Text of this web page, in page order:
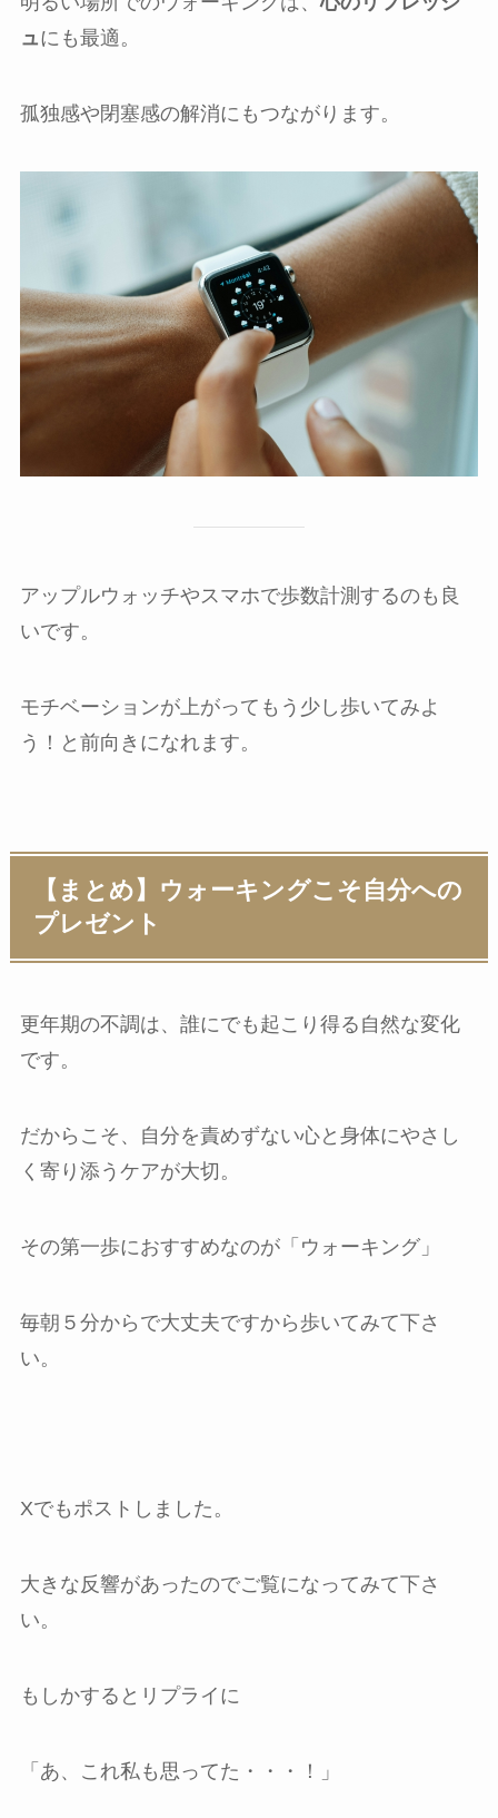
ュにも最適。
孤独感や閉塞感の解消にもつながります。
アップルウォッチやスマホで歩数計測するのも良
いです。
モチベーションが上がってもう少し歩いてみよ
う！と前向きになれます。
【まとめ】ウォーキングこそ自分への
プレゼント
更年期の不調は、誰にでも起こり得る自然な変化
です。
だからこそ、自分を責めずない心と身体にやさし
く寄り添うケアが大切。
その第一歩におすすめなのが「ウォーキング」
毎朝５分からで大丈夫ですから歩いてみて下さ
い。
Xでもポストしました。
大きな反響があったのでご覧になってみて下さ
い。
もしかするとリプライに
「あ、これ私も思ってた・・・！」